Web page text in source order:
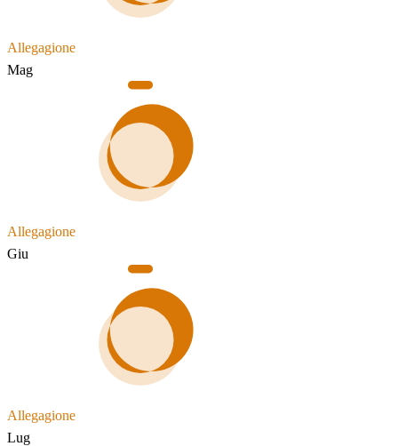
Allegagione
Mag
Allegagione
Giu
Allegagione
Lug